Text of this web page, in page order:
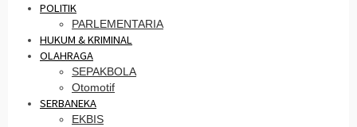
POLITIK
PARLEMENTARIA
HUKUM & KRIMINAL
OLAHRAGA
SEPAKBOLA
Otomotif
SERBANEKA
EKBIS